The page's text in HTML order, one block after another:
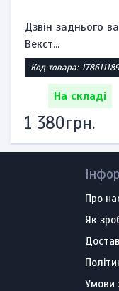
Комплект замків
сидіння Suzuk...
Код товара:
На складі
2 392грн.
Про
Як
Умови